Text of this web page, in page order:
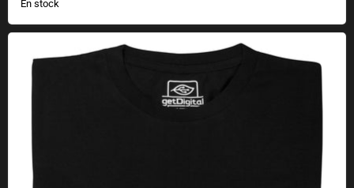
En stock
Vencí al Maestro de la Espada